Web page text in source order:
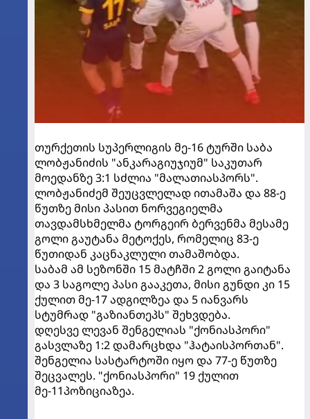
თურქეთის სუპერლიგის მე-16 ტურში საბა
ლობჟანიძის "ანკარაგიუჯიუმ" საკუთარ
მოედანზე 3:1 სძლია "მალათიასპორს".
ლობჟანიძემ შეუცვლელად ითამაშა და 88-ე
წუთზე მისი პასით ნორვეგიელმა
თავდამსხმელმა ტორგეირ ბერვენმა მესამე
გოლი გაუტანა მეტოქეს, რომელიც 83-ე
წუთიდან კაცნაკლული თამაშობდა.
საბამ ამ სეზონში 15 მატჩში 2 გოლი გაიტანა
და 3 საგოლე პასი გააკეთა, მისი გუნდი კი 15
ქულით მე-17 ადგილზეა და 5 იანვარს
სტუმრად "გაზიანთეპს" შეხვდება.
დღესვე ლევან შენგელიას "ქონიასპორი"
გასვლაზე 1:2 დამარცხდა "ჰატაისპორთან".
შენგელია სასტარტოში იყო და 77-ე წუთზე
შეცვალეს. "ქონიასპორი" 19 ქულით
მე-11პოზიციაზეა.